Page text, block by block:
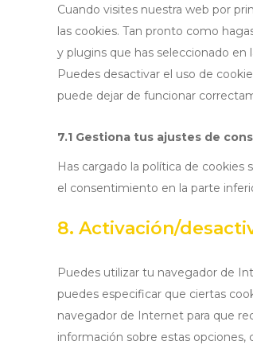
Cuando visites nuestra web por
las cookies. Tan pronto como
y plugins que has seleccionado
Puedes desactivar el uso de
puede dejar de funcionar
7.1 Gestiona tus ajustes de
Has cargado la política de
el consentimiento en la parte
8. Activación/
Puedes utilizar tu navegador de
puedes especificar que ciertas
navegador de Internet para que
información sobre estas opciones,